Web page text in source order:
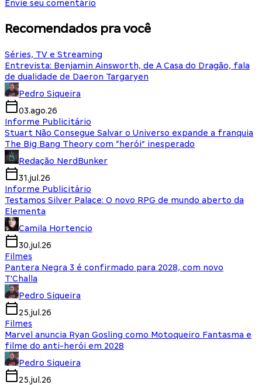
Envie seu comentário
Recomendados pra você
Séries, TV e Streaming
Entrevista: Benjamin Ainsworth, de A Casa do Dragão, fala
de dualidade de Daeron Targaryen
Pedro Siqueira
03.ago.26
Informe Publicitário
Stuart Não Consegue Salvar o Universo expande a franquia
The Big Bang Theory com “herói” inesperado
Redação NerdBunker
31.jul.26
Informe Publicitário
Testamos Silver Palace: O novo RPG de mundo aberto da
Elementa
Camila Hortencio
30.jul.26
Filmes
Pantera Negra 3 é confirmado para 2028, com novo
T'Challa
Pedro Siqueira
25.jul.26
Filmes
Marvel anuncia Ryan Gosling como Motoqueiro Fantasma e
filme do anti-herói em 2028
Pedro Siqueira
25.jul.26